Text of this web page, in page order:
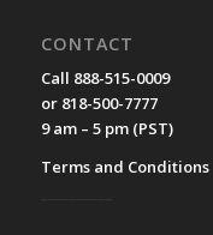
CONTACT
Call 888-515-0009
or 818-500-7777
9 am – 5 pm (PST)
Terms and Conditions